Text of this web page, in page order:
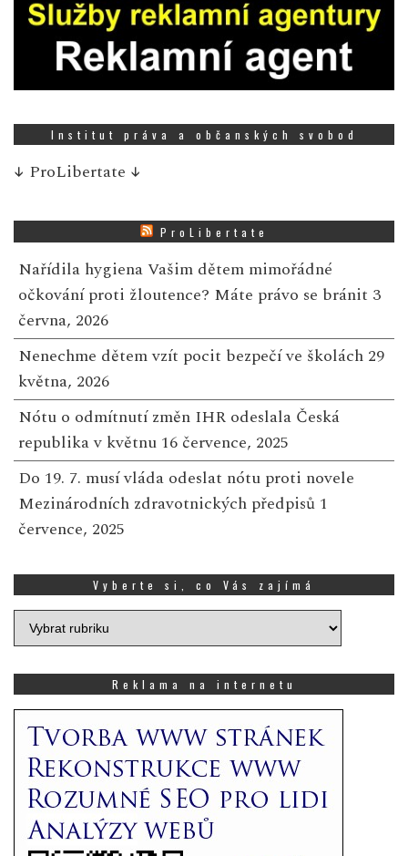
Institut práva a občanských svobod
↓ ProLibertate ↓
ProLibertate
Nařídila hygiena Vašim dětem mimořádné
očkování proti žloutence? Máte právo se bránit 3
června, 2026
Nenechme dětem vzít pocit bezpečí ve školách 29
května, 2026
Nótu o odmítnutí změn IHR odeslala Česká
republika v květnu 16 července, 2025
Do 19. 7. musí vláda odeslat nótu proti novele
Mezinárodních zdravotnických předpisů 1
července, 2025
Vyberte si, co Vás zajímá
Vyberte
si,
zajímá
Reklama na internetu